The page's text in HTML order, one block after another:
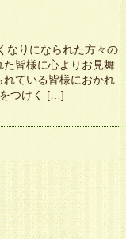
なりになられた方々の
皆様に心よりお見舞
ている皆様におかれ
つけく […]